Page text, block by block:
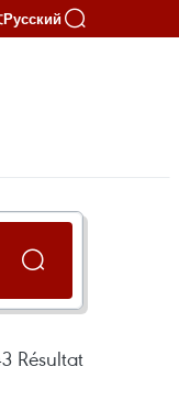
Русский
Résultat